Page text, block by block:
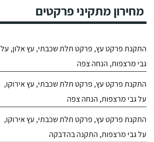
מחירון מתקיני פרקטים
התקנת פרקט עץ, פרקט תלת שכבתי, עץ אלון, על
גבי מרצפות, הנחה צפה
התקנת פרקט עץ, פרקט תלת שכבתי, עץ אירוקו,
על גבי מרצפות, הנחה צפה
התקנת פרקט עץ, פרקט תלת שכבתי, עץ אירוקו,
על גבי מרצפות, התקנה בהדבקה